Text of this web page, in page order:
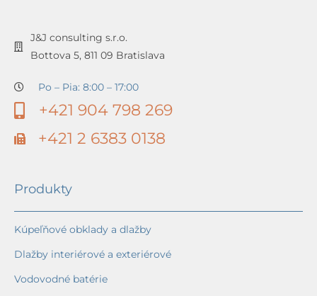
J&J consulting s.r.o.
Bottova 5, 811 09 Bratislava
Po – Pia: 8:00 – 17:00
+421 904 798 269
+421 2 6383 0138
Produkty
Kúpeľňové obklady a dlažby
Dlažby interiérové a exteriérové
Vodovodné batérie